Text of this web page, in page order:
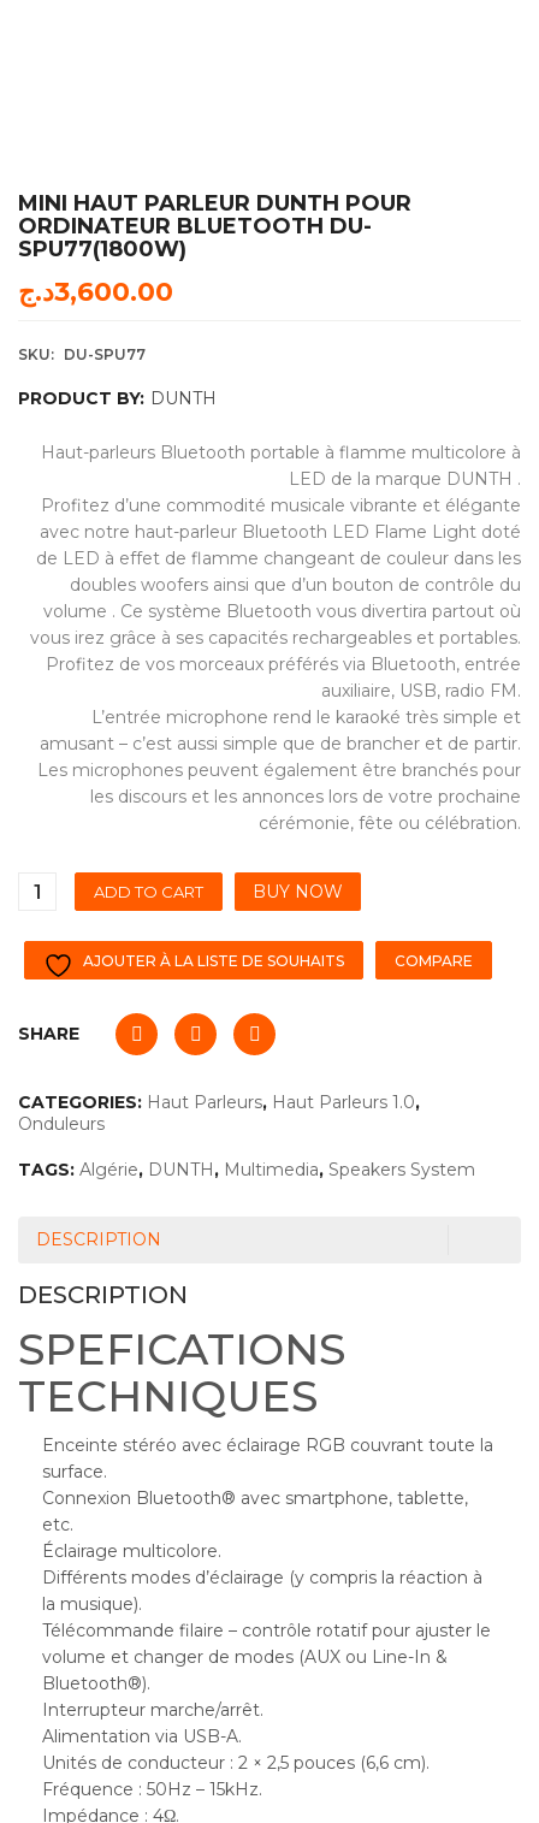
MINI HAUT PARLEUR DUNTH POUR
ORDINATEUR BLUETOOTH DU-
SPU77(1800W)
3,600.00د.ج
SKU: DU-SPU77
PRODUCT BY: DUNTH
Haut-parleurs Bluetooth portable à flamme multicolore à
LED de la marque DUNTH .
Profitez d’une commodité musicale vibrante et élégante
avec notre haut-parleur Bluetooth LED Flame Light doté
de LED à effet de flamme changeant de couleur dans les
doubles woofers ainsi que d’un bouton de contrôle du
volume . Ce système Bluetooth vous divertira partout où
vous irez grâce à ses capacités rechargeables et portables.
Profitez de vos morceaux préférés via Bluetooth, entrée
auxiliaire, USB, radio FM.
L’entrée microphone rend le karaoké très simple et
amusant – c’est aussi simple que de brancher et de partir.
Les microphones peuvent également être branchés pour
les discours et les annonces lors de votre prochaine
cérémonie, fête ou célébration.
ADD TO CART BUY NOW
AJOUTER À LA LISTE DE SOUHAITS COMPARE
SHARE
CATEGORIES: Haut Parleurs, Haut Parleurs 1.0,
Onduleurs
TAGS: Algérie, DUNTH, Multimedia, Speakers System
DESCRIPTION
DESCRIPTION
SPEFICATIONS
TECHNIQUES
Enceinte stéréo avec éclairage RGB couvrant toute la
surface.
Connexion Bluetooth® avec smartphone, tablette,
etc.
Éclairage multicolore.
Différents modes d’éclairage (y compris la réaction à
la musique).
Télécommande filaire – contrôle rotatif pour ajuster le
volume et changer de modes (AUX ou Line-In &
Bluetooth®).
Interrupteur marche/arrêt.
Alimentation via USB-A.
Unités de conducteur : 2 × 2,5 pouces (6,6 cm).
Fréquence : 50Hz – 15kHz.
Impédance : 4Ω.